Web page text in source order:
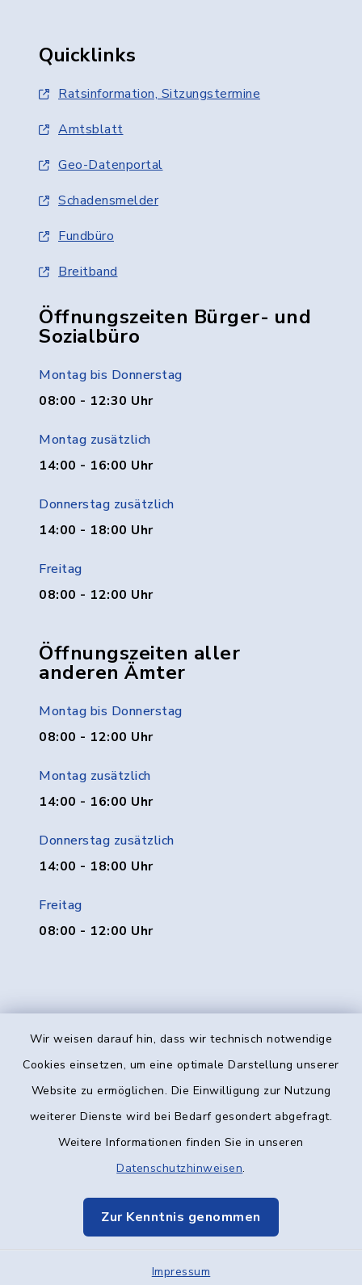
Wir weisen darauf hin, dass wir technisch notwendige
Cookies einsetzen, um eine optimale Darstellung unserer
Website zu ermöglichen. Die Einwilligung zur Nutzung
weiterer Dienste wird bei Bedarf gesondert abgefragt.
Weitere Informationen finden Sie in unseren
Datenschutzhinweisen.
Zur Kenntnis genommen
Impressum
Quicklinks
Ratsinformation, Sitzungstermine
Amtsblatt
Geo-Datenportal
Schadensmelder
Fundbüro
Breitband
Öffnungszeiten Bürger- und
Sozialbüro
Montag bis Donnerstag
08:00 - 12:30 Uhr
Montag zusätzlich
14:00 - 16:00 Uhr
Donnerstag zusätzlich
14:00 - 18:00 Uhr
Freitag
08:00 - 12:00 Uhr
Öffnungszeiten aller
anderen Ämter
Montag bis Donnerstag
08:00 - 12:00 Uhr
Montag zusätzlich
14:00 - 16:00 Uhr
Donnerstag zusätzlich
14:00 - 18:00 Uhr
Freitag
08:00 - 12:00 Uhr
Kontakt
Datenschutz
Elektronische Kommunikation
Sitemap